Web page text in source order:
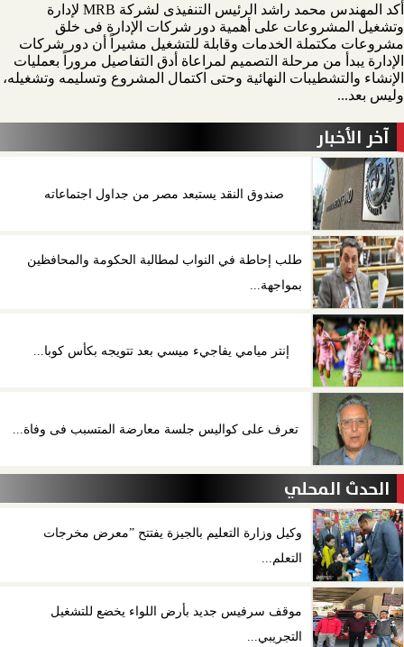
أكد المهندس محمد راشد الرئيس التنفيذى لشركة MRB لإدارة
وتشغيل المشروعات على أهمية دور شركات الإدارة فى خلق
مشروعات مكتملة الخدمات وقابلة للتشغيل مشيراً أن دور شركات
الإدارة يبدأ من مرحلة التصميم لمراعاة أدق التفاصيل مروراً بعمليات
الإنشاء والتشطيبات النهائية وحتى اكتمال المشروع وتسليمه وتشغيله،
وليس بعد...
آخر الأخبار
صندوق النقد يستبعد مصر من جداول اجتماعاته
طلب إحاطة في النواب لمطالبة الحكومة والمحافظين
بمواجهة...
إنتر ميامي يفاجيء ميسي بعد تتويجه بكأس كوبا...
تعرف على كواليس جلسة معارضة المتسبب فى وفاة...
الحدث المحلي
وكيل وزارة التعليم بالجيزة يفتتح ”معرض مخرجات
التعلم...
موقف سرفيس جديد بأرض اللواء يخضع للتشغيل
التجريبي...